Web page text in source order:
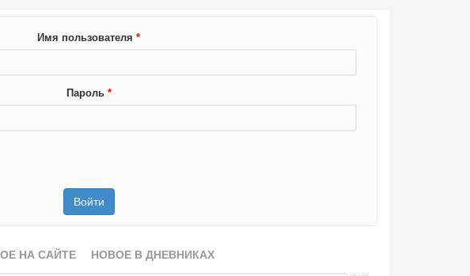
Имя пользователя *
Пароль *
НА САЙТЕ НОВОЕ В ДНЕВНИКАХ